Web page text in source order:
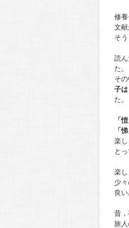
修養
文
そ
読
た。
その
子は
た。
「
「
楽
と
楽
少
良
昔
旅